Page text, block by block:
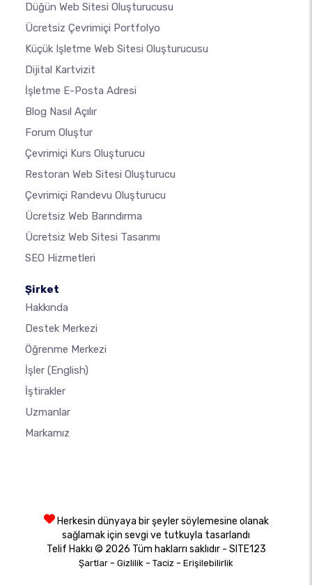
Düğün Web Sitesi Oluşturucusu
Ücretsiz Çevrimiçi Portfolyo
Küçük Işletme Web Sitesi Oluşturucusu
Dijital Kartvizit
İşletme E-Posta Adresi
Blog Nasıl Açılır
Forum Oluştur
Çevrimiçi Kurs Oluşturucu
Restoran Web Sitesi Oluşturucu
Çevrimiçi Randevu Oluşturucu
Ücretsiz Web Barındırma
Ücretsiz Web Sitesi Tasarımı
SEO Hizmetleri
Şirket
Hakkında
Destek Merkezi
Öğrenme Merkezi
İşler (English)
İştirakler
Uzmanlar
Markamız
Herkesin dünyaya bir şeyler söylemesine olanak
sağlamak için sevgi ve tutkuyla tasarlandı
Telif Hakkı © 2026 Tüm haklarrı saklıdır - SITE123
Şartlar - Gizlilik - Taciz - Erişilebilirlik